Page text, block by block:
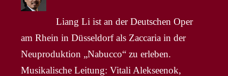
Liang Li ist an der Deutschen Oper
am Rhein in Düsseldorf als Zaccaria in der
Neuproduktion „Nabucco“ zu erleben.
Musikalische Leitung: Vitali Alekseenok,